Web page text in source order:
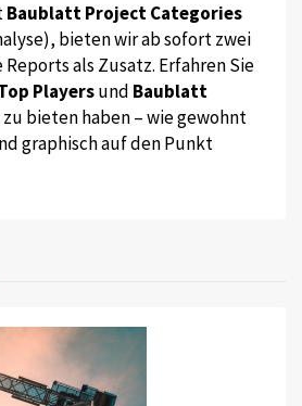
Baublatt Project Categories
bieten wir ab sofort zwei
als Zusatz. Erfahren Sie
Playersund Baublatt
zu bieten haben – wie gewohnt
graphisch auf den Punkt